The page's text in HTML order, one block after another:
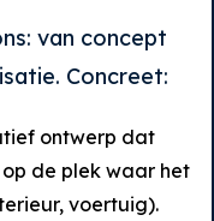
van concept
Concreet:
ontwerp dat
de plek waar het
voertuig).